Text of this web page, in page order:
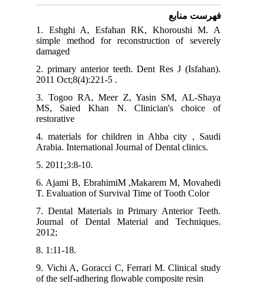
فهرست منابع
1. Eshghi A, Esfahan RK, Khoroushi M. A
simple method for reconstruction of severely
damaged
2. primary anterior teeth. Dent Res J (Isfahan).
2011 Oct;8(4):221-5 .
3. Togoo RA, Meer Z, Yasin SM, AL-Shaya
MS, Saied Khan N. Clinician's choice of
restorative
4. materials for children in Ahba city , Saudi
Arabia. International Journal of Dental clinics.
5. 2011;3:8-10.
6. Ajami B, EbrahimiM ,Makarem M, Movahedi
T. Evaluation of Survival Time of Tooth Color
7. Dental Materials in Primary Anterior Teeth.
Journal of Dental Material and Techniques.
2012;
8. 1:11-18.
9. Vichi A, Goracci C, Ferrari M. Clinical study
of the self-adhering flowable composite resin